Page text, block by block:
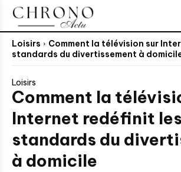
Loisirs
Comment la télévision sur
standards du divertissement à
Loisirs
Comment la
Internet redéfinit les
standards du
à domicile